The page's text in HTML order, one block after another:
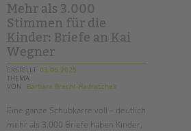
ein
gemeinsames
plädoyer
für
ihren
Mehr als 3.000
Stimmen für die
Kinder: Briefe an Kai
Wegner
ERSTELLT 03.06.2025
THEMA
VON
Barbara Brecht-Hadraschek
Eine ganze Schubkarre voll – deutlich
mehr als 3.000 Briefe haben Kinder,